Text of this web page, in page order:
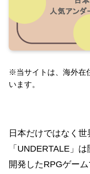
※当サイトは、海外在
います。
日本だけではなく
「UNDERTALE」
開発したRPGゲー